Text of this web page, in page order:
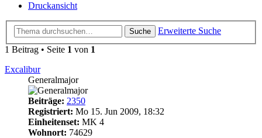
Druckansicht
Suche
Erweiterte Suche
1 Beitrag • Seite 1 von 1
Excalibur
Generalmajor
Beiträge: 2350
Registriert: Mo 15. Jun 2009, 18:32
Einheitenset: MK 4
Wohnort: 74629